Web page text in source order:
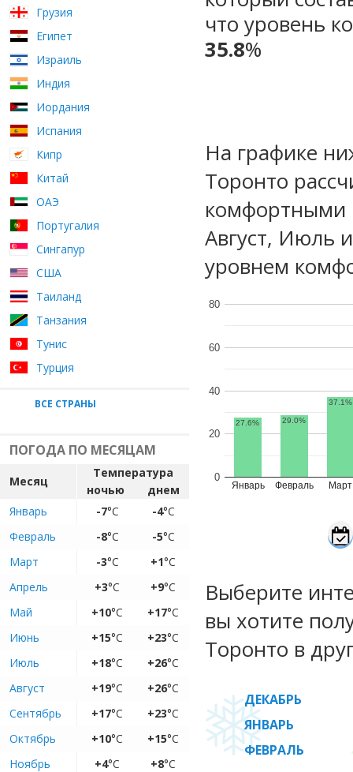
Грузия
Египет
Израиль
Индия
Иордания
Испания
Кипр
Китай
ОАЭ
Португалия
Сингапур
США
Таиланд
Танзания
Тунис
Турция
ВСЕ СТРАНЫ
ПОГОДА ПО МЕСЯЦАМ
Месяц
Температура
ночью
днем
Январь
-7°C -4°C
Февраль
-8°C -5°C
Март
-3°C +1°C
Апрель
+3°C +9°C
Май
+10°C +17°C
Июнь
+15°C +23°C
Июль
+18°C +26°C
Август
+19°C +26°C
Сентябрь
+17°C +23°C
Октябрь
+10°C +15°C
Ноябрь
+4°C +8°C
что уровень
35.8%
На графике
Торонто
комфортными
Август, Июль
уровнем
Январь Февраль Март
0
20
40
60
80
27.6% 29.0%
37.1%
Выберите
вы хотите
Торонто в
ДЕКАБРЬ
ЯНВАРЬ
ФЕВРАЛЬ